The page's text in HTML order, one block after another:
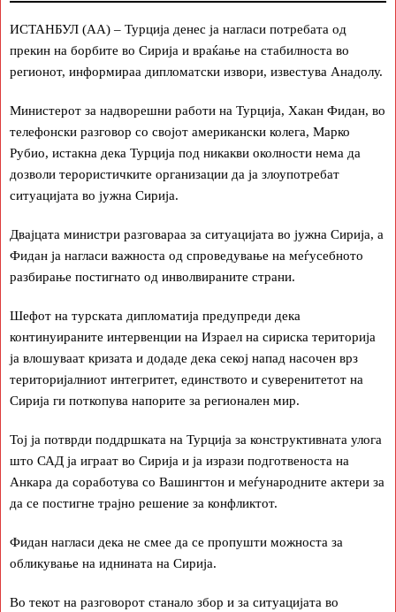
ИСТАНБУЛ (АА) – Турција денес ја нагласи потребата од
прекин на борбите во Сирија и враќање на стабилноста во
регионот, информираа дипломатски извори, известува Анадолу.
Министерот за надворешни работи на Турција, Хакан Фидан, во
телефонски разговор со својот американски колега, Марко
Рубио, истакна дека Турција под никакви околности нема да
дозволи терористичките организации да ја злоупотребат
ситуацијата во јужна Сирија.
Двајцата министри разговараа за ситуацијата во јужна Сирија, а
Фидан ја нагласи важноста од спроведување на меѓусебното
разбирање постигнато од инволвираните страни.
Шефот на турската дипломатија предупреди дека
континуираните интервенции на Израел на сириска територија
ја влошуваат кризата и додаде дека секој напад насочен врз
територијалниот интегритет, единството и суверенитетот на
Сирија ги поткопува напорите за регионален мир.
Тој ја потврди поддршката на Турција за конструктивната улога
што САД ја играат во Сирија и ја изрази подготвеноста на
Анкара да соработува со Вашингтон и меѓународните актери за
да се постигне трајно решение за конфликтот.
Фидан нагласи дека не смее да се пропушти можноста за
обликување на иднината на Сирија.
Во текот на разговорот станало збор и за ситуацијата во